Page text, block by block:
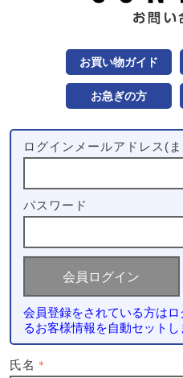
お買い物ガイド
お急ぎの方
ログインメールアドレス(
パスワード
会員登録をされている方は
るお客様情報を自動セットし
氏名 ＊